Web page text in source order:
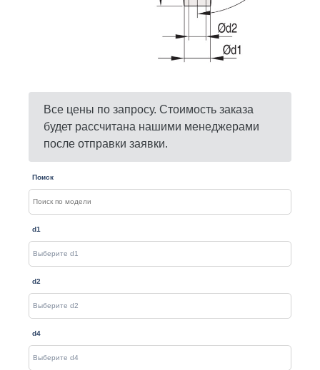
Все цены по запросу. Стоимость заказа
будет рассчитана нашими менеджерами
после отправки заявки.
Поиск
d1
d2
d4